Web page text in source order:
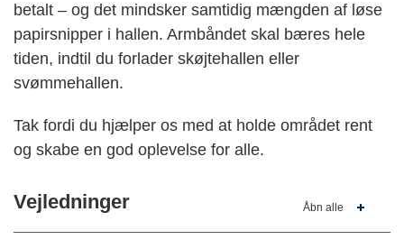
betalt – og det mindsker samtidig mængden af løse
papirsnipper i hallen. Armbåndet skal bæres hele
tiden, indtil du forlader skøjtehallen eller
svømmehallen.
Tak fordi du hjælper os med at holde området rent
og skabe en god oplevelse for alle.
Vejledninger Åbn alle